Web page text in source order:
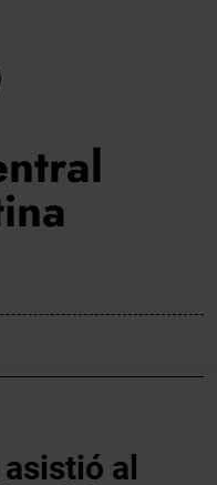
De Valencia
al